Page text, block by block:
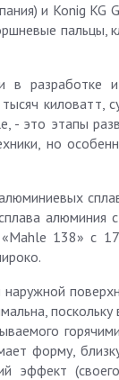
и Konig KG
пальцы,
разработке
киловатт,
- это этапы
но
алюминия
138» с
поскольку
форму,
эффект